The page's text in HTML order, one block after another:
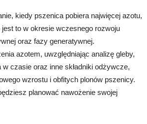
kiedy pszenica pobiera najwięcej azotu,
to w okresie wczesnego rozwoju
oraz fazy generatywnej.
azotem, uwzględniając analizę gleby,
w czasie oraz inne składniki odżywcze,
wzrostu i obfitych plonów pszenicy.
planować nawożenie swojej